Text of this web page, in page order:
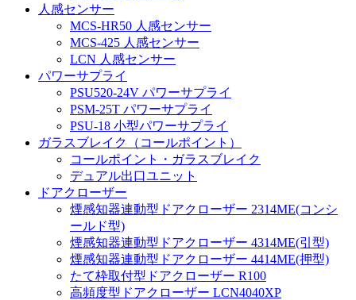
人感センサー
MCS-HR50 人感センサー
MCS-425 人感センサー
LCN 人感センサー
パワーサプライ
PSU520-24V パワーサプライ
PSM-25T パワーサプライ
PSU-18 小型パワーサプライ
ガラスブレイク（コールポイント）
コールポイント・ガラスブレイク
デュアル出口ユニット
ドアクローザー
煙感知器連動型ドアクローザー 2314ME(コンシ
ールド型)
煙感知器連動型ドアクローザー 4314ME(引型)
煙感知器連動型ドアクローザー 4414ME(押型)
たて枠取付型ドアクローザー R100
高頻度型ドアクローザー LCN4040XP